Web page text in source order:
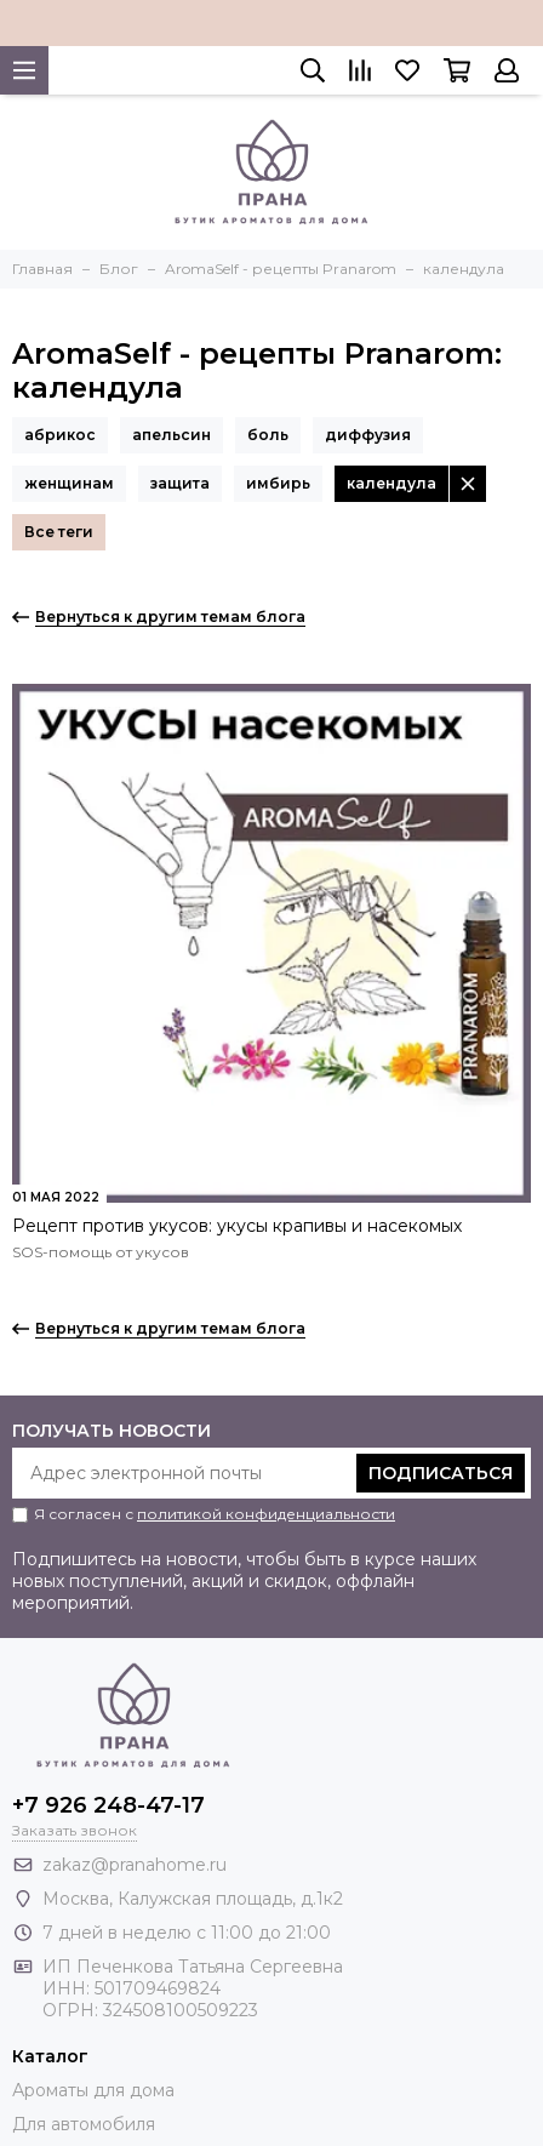
Главная Блог AromaSelf - рецепты Pranarom календула
AromaSelf - рецепты Pranarom:
календула
абрикос апельсин боль диффузия
женщинам защита имбирь календула
Вернуться к другим темам блога
01 МАЯ 2022
Рецепт против укусов: укусы крапивы и насекомых
SOS-помощь от укусов
Вернуться к другим темам блога
ПОЛУЧАТЬ НОВОСТИ
ПОДПИСАТЬСЯ
Я согласен с политикой конфиденциальности
Подпишитесь на новости, чтобы быть в курсе наших
новых поступлений, акций и скидок, оффлайн
мероприятий.
+7 926 248-47-17
Заказать звонок
zakaz@pranahome.ru
Москва, Калужская площадь, д.1к2
7 дней в неделю с 11:00 до 21:00
ИП Печенкова Татьяна Сергеевна
ИНН: 501709469824
ОГРН: 324508100509223
Каталог
Ароматы для дома
Для автомобиля